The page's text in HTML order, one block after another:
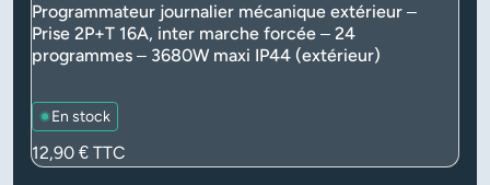
Programmateur journalier mécanique extérieur –
Prise 2P+T 16A, inter marche forcée – 24
programmes – 3680W maxi IP44 (extérieur)
En stock
Prix
12,90 € TTC